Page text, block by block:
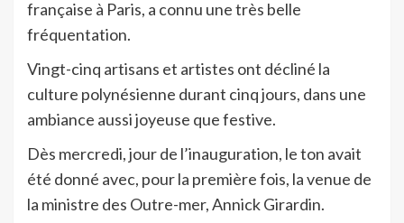
française à Paris, a connu une très belle
fréquentation.
Vingt-cinq artisans et artistes ont décliné la
culture polynésienne durant cinq jours, dans une
ambiance aussi joyeuse que festive.
Dès mercredi, jour de l’inauguration, le ton avait
été donné avec, pour la première fois, la venue de
la ministre des Outre-mer, Annick Girardin.